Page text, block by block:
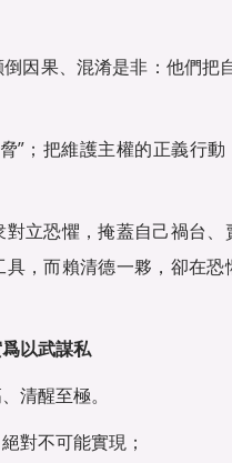
因果、混淆是非：他們把
”；把維護主權的正義行
立恐懼，掩蓋自己禍台
，而賴清德一夥，卻在
以武謀私
清醒至極。
對不可能實現；